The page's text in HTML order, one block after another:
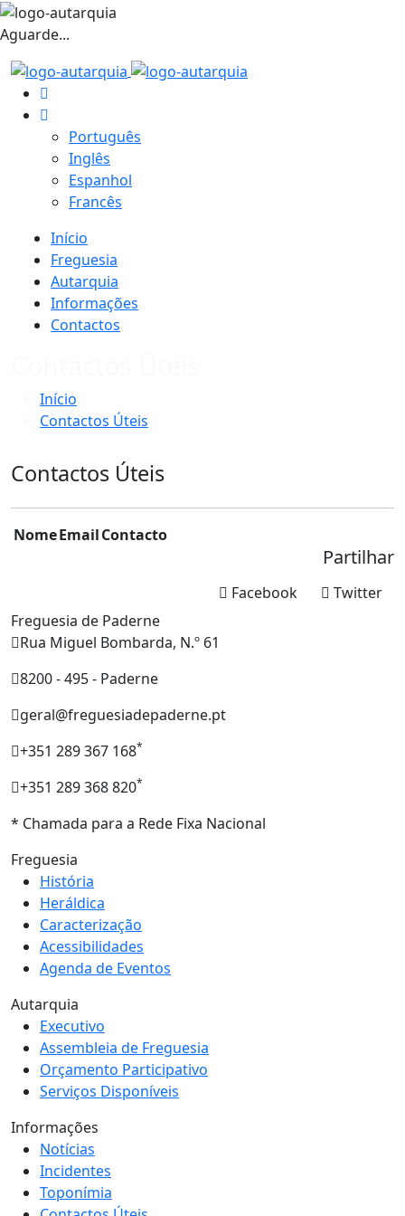
Aguarde...
Português
Inglês
Espanhol
Francês
Início
Freguesia
Autarquia
Informações
Contactos
Início
Contactos Úteis
Contactos Úteis
NomeEmailContacto
Partilhar
Twitter
Facebook
Freguesia de Paderne
Rua Miguel Bombarda, N.º 61
8200 - 495 - Paderne
geral@freguesiadepaderne.pt
+351 289 367 168*
+351 289 368 820*
* Chamada para a Rede Fixa Nacional
Freguesia
História
Heráldica
Caracterização
Acessibilidades
Agenda de Eventos
Autarquia
Executivo
Assembleia de Freguesia
Orçamento Participativo
Serviços Disponíveis
Informações
Notícias
Incidentes
Toponímia